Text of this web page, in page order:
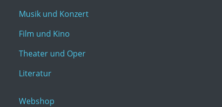
Musik und Konzert
Film und Kino
Theater und Oper
Literatur
Webshop